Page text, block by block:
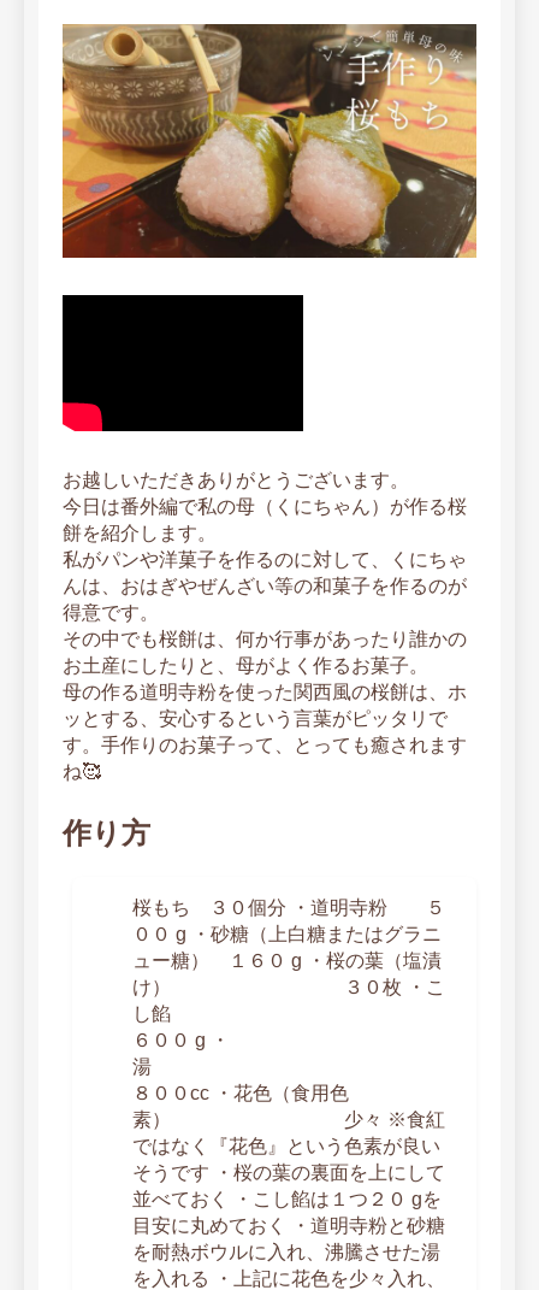
お越しいただきありがとうございます。
今日は番外編で私の母（くにちゃん）が作る桜
餅を紹介します。
私がパンや洋菓子を作るのに対して、くにちゃ
んは、おはぎやぜんざい等の和菓子を作るのが
得意です。
その中でも桜餅は、何か行事があったり誰かの
お土産にしたりと、母がよく作るお菓子。
母の作る道明寺粉を使った関西風の桜餅は、ホ
ッとする、安心するという言葉がピッタリで
す。手作りのお菓子って、とっても癒されます
ね🥰
作り方
桜もち ３０個分 ・道明寺粉 ５
００ g ・砂糖（上白糖またはグラニ
ュー糖） １６０ g ・桜の葉（塩漬
け） ３０枚 ・こ
し餡
６００ g ・
湯
８００cc ・花色（食用色
素） 少々 ※食紅
ではなく『花色』という色素が良い
そうです ・桜の葉の裏面を上にして
並べておく ・こし餡は１つ２０ gを
目安に丸めておく ・道明寺粉と砂糖
を耐熱ボウルに入れ、沸騰させた湯
を入れる ・上記に花色を少々入れ、